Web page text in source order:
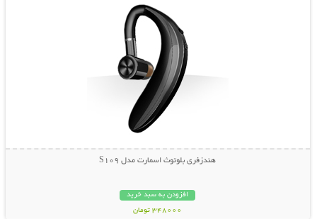
هندزفری بلوتوث اسمارت مدل S109
افزودن به سبد خرید
348000 تومان